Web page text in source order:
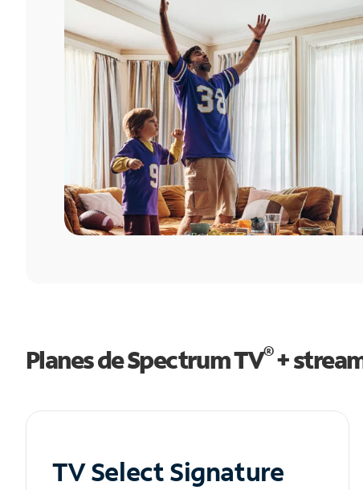
Planes de Spectrum TV®+
TV Select Signature